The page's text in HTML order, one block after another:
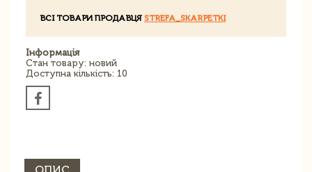
ВСІ ТОВАРИ ПРОДАВЦЯ STREFA_SKARPETKI
Інформація
Стан товару: новий
Доступна кількість: 10
ОПИС